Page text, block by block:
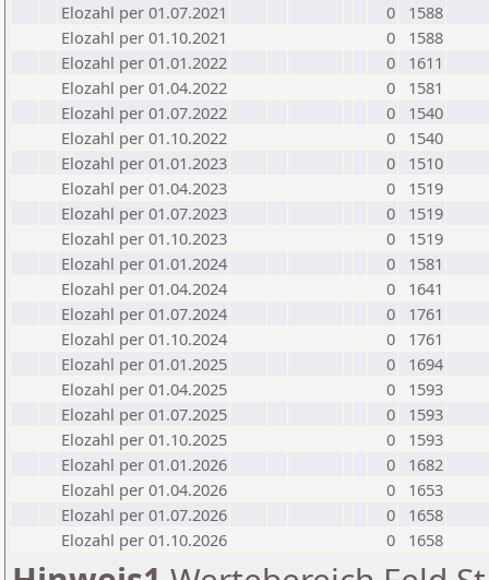
Elozahl per 01.07.2021
0
1588
Elozahl per 01.10.2021
0
1588
Elozahl per 01.01.2022
0
1611
Elozahl per 01.04.2022
0
1581
Elozahl per 01.07.2022
0
1540
Elozahl per 01.10.2022
0
1540
Elozahl per 01.01.2023
0
1510
Elozahl per 01.04.2023
0
1519
Elozahl per 01.07.2023
0
1519
Elozahl per 01.10.2023
0
1519
Elozahl per 01.01.2024
0
1581
Elozahl per 01.04.2024
0
1641
Elozahl per 01.07.2024
0
1761
Elozahl per 01.10.2024
0
1761
Elozahl per 01.01.2025
0
1694
Elozahl per 01.04.2025
0
1593
Elozahl per 01.07.2025
0
1593
Elozahl per 01.10.2025
0
1593
Elozahl per 01.01.2026
0
1682
Elozahl per 01.04.2026
0
1653
Elozahl per 01.07.2026
0
1658
Elozahl per 01.10.2026
0 1658